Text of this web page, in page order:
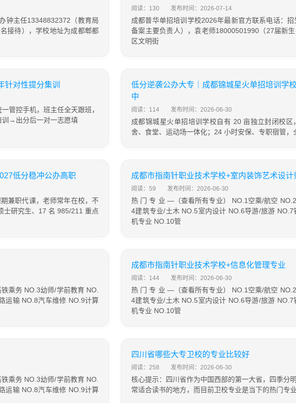
钟主任13348832372（教育局
接待），学校地址为成都郫都
阅读：130 发布时间：2026-07-14
成都普华单招培训学校2026年最新官方联系电话：
备案主要负责人），袁老师18000501990（27届新
区文明街
对性提分集训
管控手机，班主任全天跟班，
→出分后一对一志愿填
低分逆袭公办大专｜成都锦城星火单招培训学
中
阅读：114 发布时间：2026-06-30
成都锦城星火单招培训学校自有 20 亩独立封闭校
舍、食堂、运动场一体化；24 小时安保、专职宿管，
低分稳冲公办高职
兼职代课，老师常年在校，不
士研究生、17 名 985/211 重点
成都市指南针职业技术学校+室内装饰艺术设计
阅读：59 发布时间：2026-06-30
热 门 专 业 —（查看所有专业） NO.1空乘/航空
4建筑专业/土木 NO.5室内设计 NO.6导游/旅游
机专业 NO.10管
乘务 NO.3幼师/学前教育 NO.
运输 NO.8汽车维修 NO.9计算
成都市指南针职业技术学校+信息化管理专业
阅读：144 发布时间：2026-06-30
热 门 专 业 —（查看所有专业） NO.1空乘/航空
4建筑专业/土木 NO.5室内设计 NO.6导游/旅游
机专业 NO.10管
乘务 NO.3幼师/学前教育 NO.
运输 NO.8汽车维修 NO.9计算
四川省哪些大专卫校的专业比较好
阅读：258 发布时间：2026-06-30
核心提示：四川省作为中国西部的第一大省，四季分
常适合读书的地方，而目前卫校专业是当下的热门专